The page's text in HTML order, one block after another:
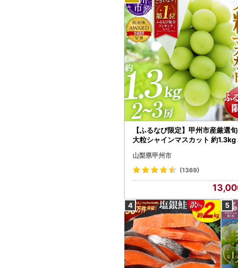
【ふるなび限定】甲州市産厳選
大粒シャインマスカット 約1.3kg
472 FN-Limited-VO シャインマス
カット フルーツ
山梨県甲州市
(1369)